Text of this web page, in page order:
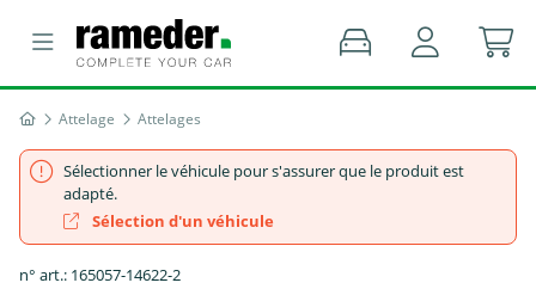
Attelage Attelages
Sélectionner le véhicule pour s'assurer que le produit est
adapté.
Sélection d'un véhicule
n° art.: 165057-14622-2